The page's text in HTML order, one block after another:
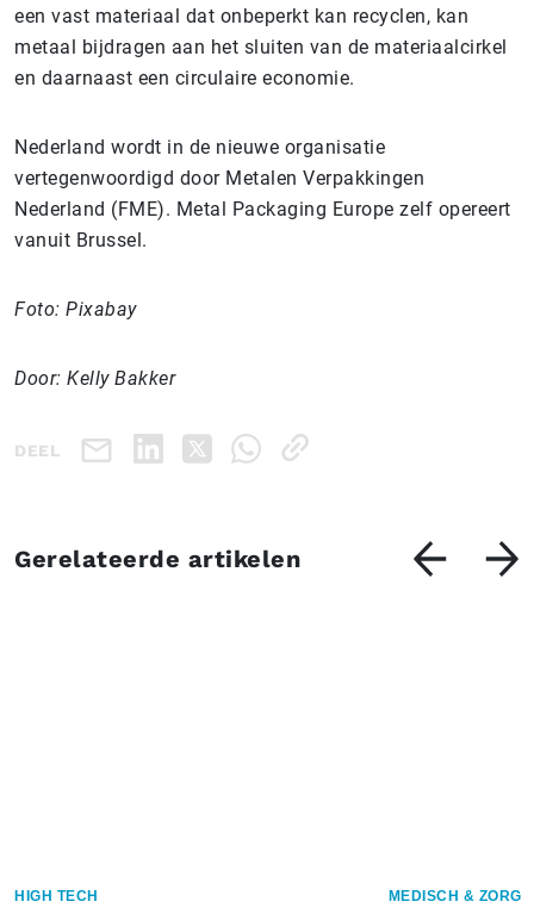
een vast materiaal dat onbeperkt kan recyclen, kan
metaal bijdragen aan het sluiten van de materiaalcirkel
en daarnaast een circulaire economie.
Nederland wordt in de nieuwe organisatie
vertegenwoordigd door Metalen Verpakkingen
Nederland (FME). Metal Packaging Europe zelf opereert
vanuit Brussel.
Foto: Pixabay
Door: Kelly Bakker
DEEL
Gerelateerde artikelen
HIGH TECH MEDISCH & ZORG